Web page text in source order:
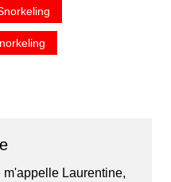
m'appelle Laurentine,